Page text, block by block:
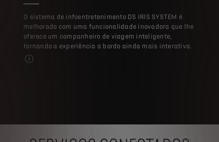
melhorado com uma funcionalidade inovadora que lhe
oferece um companheiro de viagem inteligente,
tornando a experiência a bordo ainda mais interativa.
Esta funcionalidade da DS Automobiles utiliza o poder da
SERVIÇOS CONECTADOS